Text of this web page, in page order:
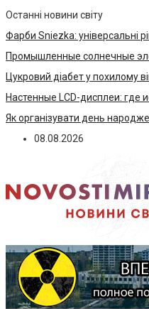
Останні новини світу
Фарби Sniezka: універсальні
Промышленные солнечные
Цукровий діабет у похилому
Настенные LCD-дисплеи: где
Як організувати день
08.08.2026